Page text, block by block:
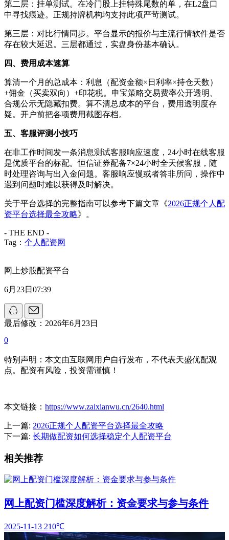
第二层：挂单测试。在冷门股上挂特殊尾数的单，在L2盘口
中寻找痕迹。正规持牌机构均支持此项严苛测试。
第三层：对比行情同步。平台显示的报价与主流行情软件是否
存在较大延迟。三层都通过，实盘身份基本确认。
四、费用成本速算
算清一个月的总成本：利息（配资金额×日利率×持仓天数）
+佣金（买卖双向）+印花税。申宝策略交易费率公开透明、
合规公示无隐藏扣费。算不清总成本的平台，费用透明度存
疑。开户前把各项费用截图存档。
五、客服评测小技巧
在非工作时间发一条消息测试客服响应速度，24小时在线客服
是优质平台的标配。恒信证券配备7×24小时全天候客服，随
时处理咨询与出入金问题。客服响应慢或者答非所问，操作中
遇到问题时难以获得及时解决。
关于平台选择的完整指南可以参考下篇文章《2026正规个人配
资平台选择最全攻略》。
- THE END -
Tag： 个人配资网
网上炒股配资平台
6月23日07:39
最后修改：2026年6月23日
0
特别声明：本文由互联网用户自行发布，不代表天盛优配观
点。配资有风险，投资需谨慎！
本文链接： https://www.zaixianwu.cn/2640.html
上一篇: 2026正规个人配资平台选择最全攻略
下一篇: 长期做配资如何选择稳定个人配资平台
相关推荐
网上配资门槛深度解析：资金要求与参与条件
2025-11-13 210℃